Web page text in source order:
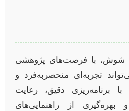
شوش، با فرصت‌های پژوهشی
تجربه‌ای منحصربه‌فرد و
برنامه‌ریزی دقیق، رعایت
بهره‌گیری از راهنمایی‌های